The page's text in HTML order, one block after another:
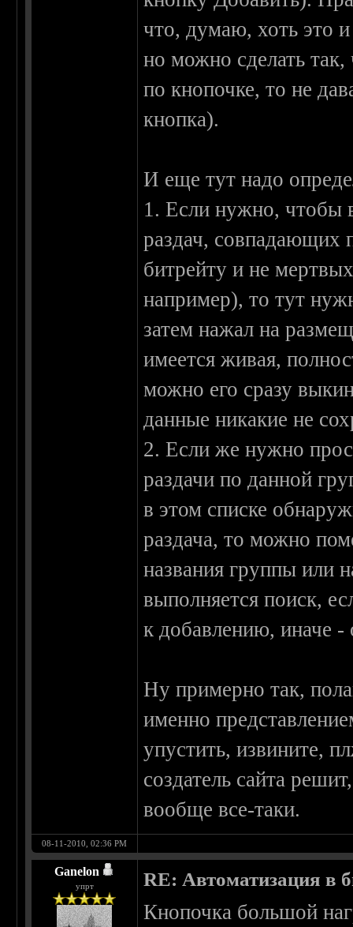
что, думаю, хоть это
но можно сделать
по кнопочке, то не
кнопка).
И еще тут надо
1. Если нужно, чтобы
раздач, совпадающих
битрейту и не
например), то тут
затем нажал на
имеется живая,
можно его сразу
данные никакие не
2. Если же нужно
раздачи по данной
в этом списке
раздача, то можно
названия группы или
выполняется поиск,
к добавлению, иначе -
Ну примерно так,
именно
упустить, извините,
создатель сайта
вообще все-таки.
08-11-2010, 02:36 PM
Ganelon
упрт RE: Автоматизация в
Кнопочка большой